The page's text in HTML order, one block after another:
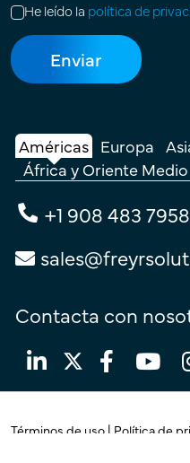
He leído la política de
Américas Europa
África y Oriente Medio
+1 908 483 7958
Contacta con
Términos de uso | Política de